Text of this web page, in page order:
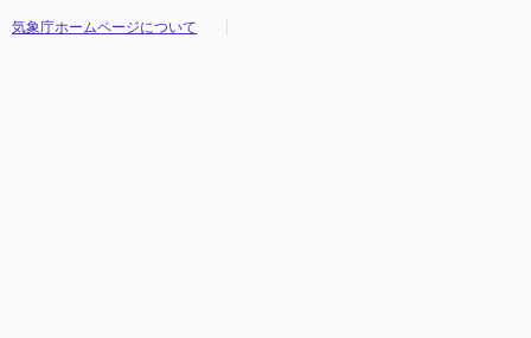
気象庁ホームページについて